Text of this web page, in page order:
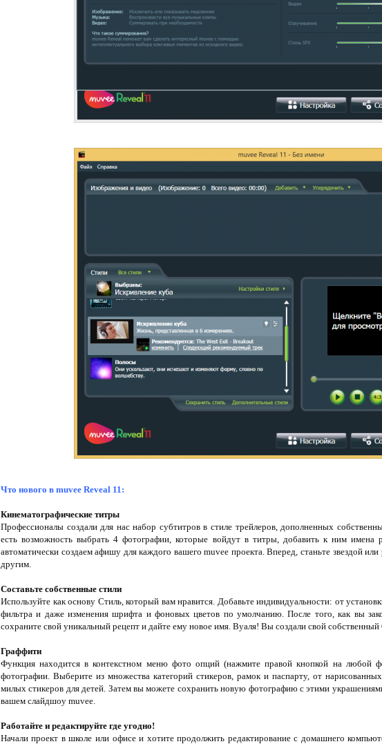
Что нового в muvee Reveal 11:
Кинематографические титры
Профессионалы создали для нас набор субтитров в стиле трейлеров, дополненных
есть возможность выбрать 4 фотографии, которые войдут в титры, добавить к ним
автоматически создаем афишу для каждого вашего muvee проекта. Вперед, станьте звездой
другим.
Составьте собственные стили
Используйте как основу Стиль, который вам нравится. Добавьте индивидуальности: от
фильтра и даже изменения шрифта и фоновых цветов по умолчанию. После того, как вы
сохраните свой уникальный рецепт и дайте ему новое имя. Вуаля! Вы создали свой собственный
Граффити
Функция находится в контекстном меню фото опций (нажмите правой кнопкой на любой
фотографии. Выберите из множества категорий стикеров, рамок и паспарту, от
милых стикеров для детей. Затем вы можете сохранить новую фотографию с этими
вашем слайдшоу muvee.
Работайте и редактируйте где угодно!
Начали проект в школе или офисе и хотите продолжить редактирование с домашнего